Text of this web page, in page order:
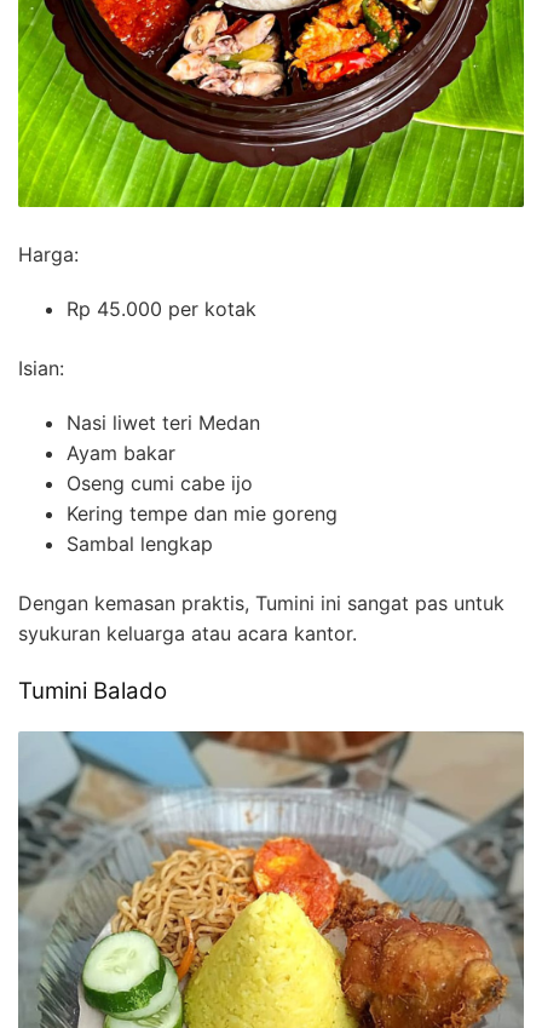
Harga:
Rp 45.000 per kotak
Isian:
Nasi liwet teri Medan
Ayam bakar
Oseng cumi cabe ijo
Kering tempe dan mie goreng
Sambal lengkap
Dengan kemasan praktis, Tumini ini sangat pas untuk
syukuran keluarga atau acara kantor.
Tumini Balado